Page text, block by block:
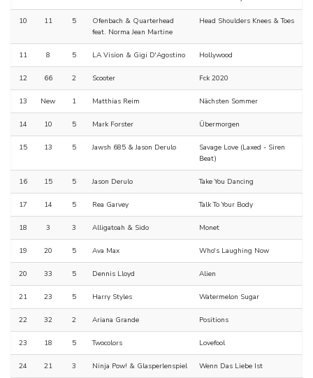
10 11 5
Ofenbach & Quarterhead
feat. Norma Jean Martine
Head Shoulders Knees & Toes
11 8 5 LA Vision & Gigi D'Agostino Hollywood
12 66 2 Scooter Fck 2020
13 New 1 Matthias Reim Nächsten Sommer
14 10 5 Mark Forster Übermorgen
15 13 5 Jawsh 685 & Jason Derulo
Savage Love (Laxed - Siren
Beat)
16 15 5 Jason Derulo Take You Dancing
17 14 5 Rea Garvey Talk To Your Body
18 3 3 Alligatoah & Sido Monet
19 20 5 Ava Max Who's Laughing Now
20 33 5 Dennis Lloyd Alien
21 23 5 Harry Styles Watermelon Sugar
22 32 2 Ariana Grande Positions
23 18 5 Twocolors Lovefool
24 21 3 Ninja Pow! & Glasperlenspiel Wenn Das Liebe Ist